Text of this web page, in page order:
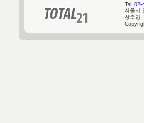
Tel: 02-
서울시
상호명